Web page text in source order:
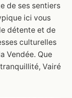
de ses sentiers
ici vous
détente et de
culturelles
Vendée. Que
Vairé